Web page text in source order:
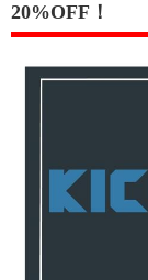
20%OFF！